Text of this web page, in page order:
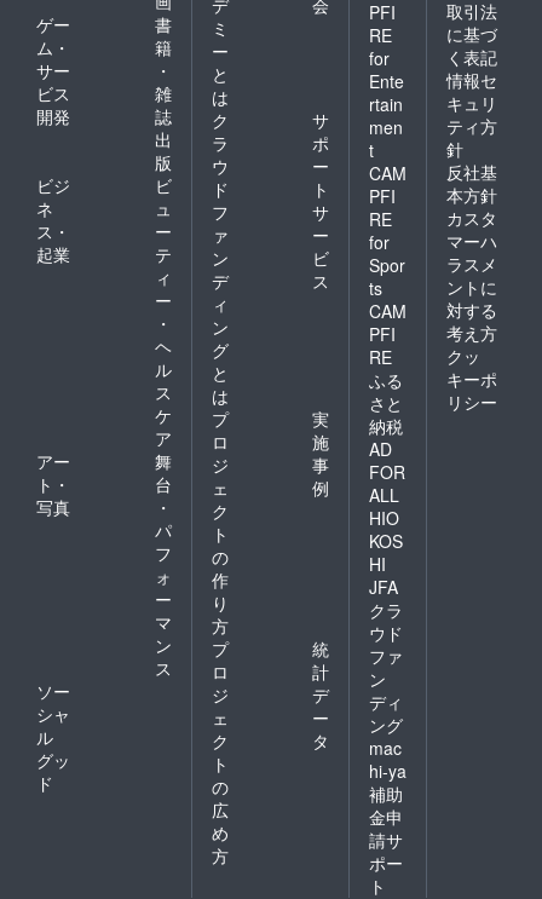
ゲー
ム・
サー
ビス
開発
書
籍
・
雑
誌
出
版
ビジ
ネ
ス・
起業
ビ
ュ
ー
テ
ィ
ー
・
ヘ
ル
ス
ケ
ア
アー
ト・
写真
舞
台
・
パ
フ
ォ
ー
マ
ン
ス
ソー
シャ
ル
グッ
ド
ミ
ー
と
は
ク
ラ
ウ
ド
フ
ァ
ン
デ
ィ
ン
グ
と
は
サ
ポ
ー
ト
サ
ー
ビ
ス
プ
ロ
ジ
ェ
ク
ト
の
作
り
方
実
施
事
例
プ
ロ
ジ
ェ
ク
ト
の
広
め
方
統
計
デ
ー
タ
PFI
RE
for
Ente
rtain
men
t
CAM
PFI
RE
for
Spor
ts
CAM
PFI
RE
ふる
さと
納税
AD
FOR
ALL
HIO
KOS
HI
JFA
クラ
ウド
ファ
ン
ディ
ング
mac
hi-ya
補助
金申
請サ
ポー
ト
取引法
に基づ
く表記
情報セ
キュリ
ティ方
針
反社基
本方針
カスタ
マーハ
ラスメ
ントに
対する
考え方
クッ
キーポ
リシー